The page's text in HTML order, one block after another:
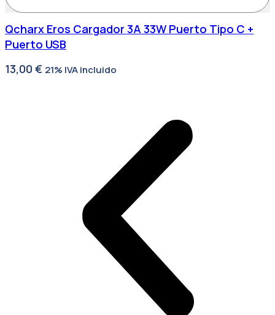
Qcharx Eros Cargador 3A 33W Puerto Tipo C +
Puerto USB
13,00 € 21% IVA incluido